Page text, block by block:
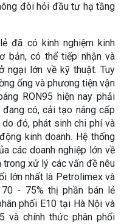
đòi hỏi đầu tư hạ tầng
đã có kinh nghiệm kinh
bản, có thể tiếp nhận và
ngại lớn về kỹ thuật. Tuy
ống và phương tiện vận
RON95 hiện nay phải
có, cải tạo nâng cấp
đó, phát sinh chi phí và
kinh doanh. Hệ thống
các doanh nghiệp lớn về
trong xử lý các vấn đề nêu
lớn nhất là Petrolimex và
70 - 75% thị phần bán lẻ
phối E10 tại Hà Nội và
và chính thức phân phối